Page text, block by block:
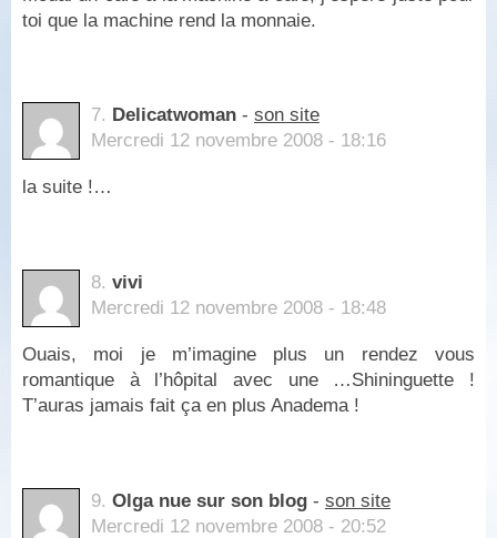
toi que la machine rend la monnaie.
7. Delicatwoman - son site
Mercredi 12 novembre 2008 - 18:16
la suite !…
8. vivi
Mercredi 12 novembre 2008 - 18:48
Ouais, moi je m’imagine plus un rendez vous
romantique à l’hôpital avec une …Shininguette !
T’auras jamais fait ça en plus Anadema !
9. Olga nue sur son blog - son site
Mercredi 12 novembre 2008 - 20:52